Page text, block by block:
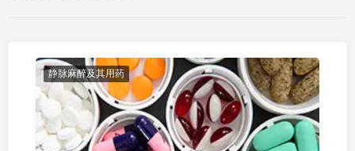
静脉麻醉及其用药